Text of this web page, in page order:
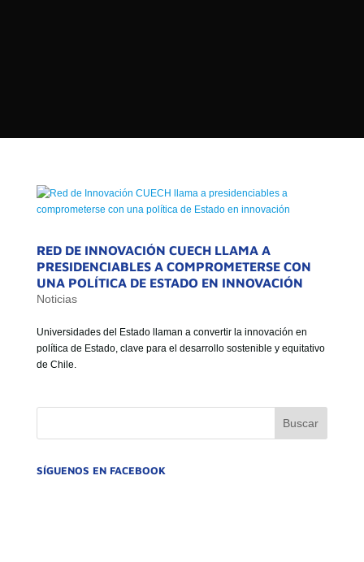
ESTADO DE CHILE
QUIENES SOMOS
MISIÓN
VISIÓN
GOBIERNO CORPORATIVO
RED DE INNOVACIÓN CUECH LLAMA A
PRESIDENCIABLES A COMPROMETERSE CON
UNA POLÍTICA DE ESTADO EN INNOVACIÓN
Noticias
Universidades del Estado llaman a convertir la innovación en
política de Estado, clave para el desarrollo sostenible y equitativo
de Chile.
SÍGUENOS EN FACEBOOK